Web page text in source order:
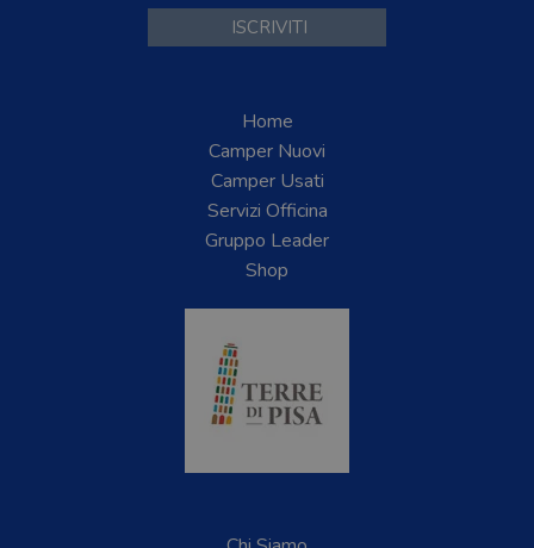
Home
Camper Nuovi
Camper Usati
Servizi Officina
Gruppo Leader
Shop